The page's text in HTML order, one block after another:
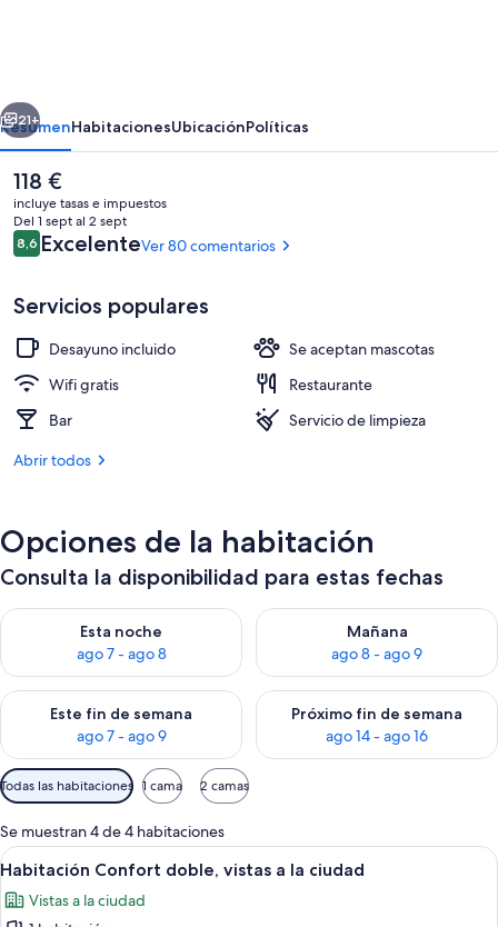
STAY
9750
Actividades para menores
Siguiente
21+
ResumenHabitacionesUbicaciónPolíticas
El
precio
actual
es
de
118 €
incluye tasas e impuestos
Del 1 sept al 2 sept
Comentarios
8,68,6 de 10
ExcelenteVer 80 comentarios
Servicios populares
Desayuno incluido
Se aceptan mascotas
Wifi gratis
Restaurante
Bar
Servicio de limpieza
Abrir todos
Opciones de la habitación
Consulta la disponibilidad para estas fechas
Esta noche
ago 7 - ago 8
Consulta la disponibilidad para esta noche, ago 7 - ago 8
Mañana
ago 8 - ago 9
Consulta la disponibilidad
Este fin de semana
ago 7 - ago 9
Consulta la disponibilidad para este fin de semana, ago 7 -
Próximo fin de semana
ago 14 - ago 16
Consulta la disponibilidad
Filtros
disponibles
para
las
habitaciones
Todas las habitaciones 1 cama 2 camas
Se muestran 4 de 4 habitaciones
Abrir
todas
las
Habitación de hotel con cama,
4
Habitación Confort doble, vistas a la ciudad
Vistas a la ciudad